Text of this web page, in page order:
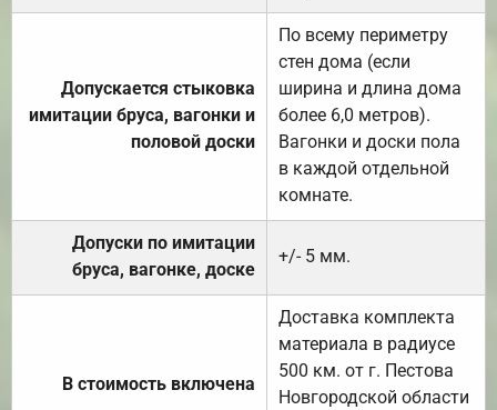
Допускается стыковка
имитации бруса, вагонки и
половой доски
По всему периметру
стен дома (если
ширина и длина дома
более 6,0 метров).
Вагонки и доски пола
в каждой отдельной
комнате.
Допуски по имитации
бруса, вагонке, доске
+/- 5 мм.
В стоимость включена
Доставка комплекта
материала в радиусе
500 км. от г. Пестова
Новгородской области